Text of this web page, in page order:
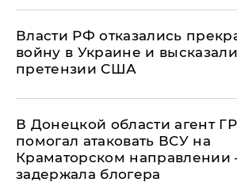
Власти РФ отказались
войну в Украине и высказали
претензии США
В Донецкой области агент
помогал атаковать ВСУ на
Краматорском направлении
задержала блогера